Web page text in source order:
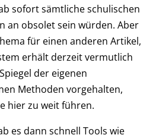
sofort sämtliche schulischen
an obsolet sein würden. Aber
für einen anderen Artikel,
erhält derzeit vermutlich
der eigenen
Methoden vorgehalten,
hier zu weit führen.
es dann schnell Tools wie